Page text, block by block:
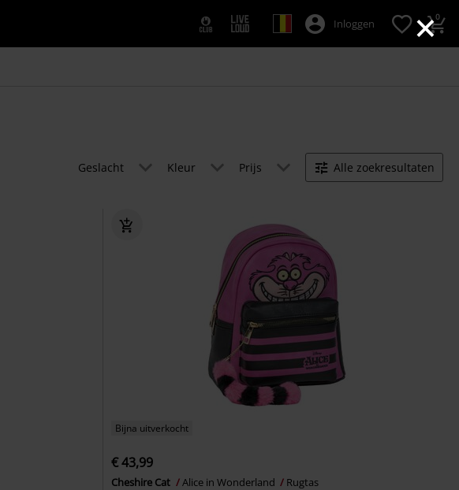
×
Inloggen 0
Geslacht Kleur Prijs Alle zoekresultaten
Bijna uitverkocht
€ 43,99
Cheshire Cat Alice in Wonderland Rugtas